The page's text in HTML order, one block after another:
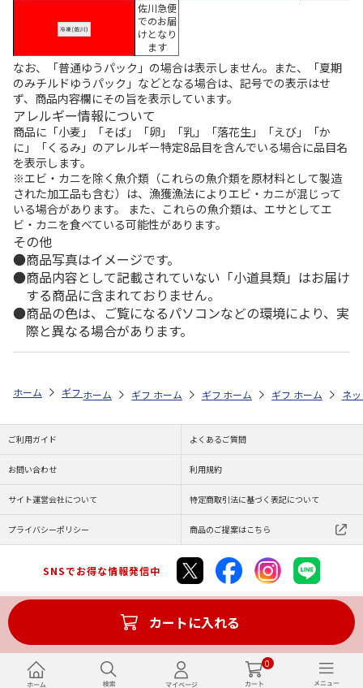
0
佐川急便
でのお届
けとなり
ます
なお、「普通ゆうパック」の場合は表示しません。また、「夏期
のみチルドゆうパック」などとなる場合は、記号での表示はせ
ず、商品内容欄にその旨を表示しています。
アレルギー情報について
商品に「小麦」「そば」「卵」「乳」「落花生」「えび」「か
に」「くるみ」のアレルギー特定8品目を含んでいる場合に品目名
を表示します。
※エビ・カニを除く魚介類（これらの魚介類を原材料として製造
された加工品も含む）は、漁獲漁法によりエビ・カニが混じって
いる場合があります。 また、これらの魚介類は、エサとしてエ
ビ・カニを食べている可能性があります。
その他
商品写真はイメージです。
商品内容として記載されていない「小道具類」はお届け
する商品に含まれておりません。
商品の色は、ご覧になるパソコンなどの環境により、実
際と異なる場合があります。
カートに入れる
ホーム ギフトストア お中元・夏ギフト特集 2026 贈る相手から探す
ホーム ギフトストア お中元・夏ギフト特集 2026
ホーム ギフトストア お中元・夏ギフト
ホーム ギフトストア お
ホーム ネ
ご利用ガイド よくあるご質問
お問い合わせ 利用規約
サイト運営会社について 特定商取引法に基づく表記について
プライバシーポリシー 商品のご提案はこちら
SNSでお得な情報発信中